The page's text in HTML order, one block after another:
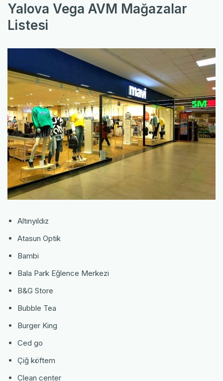
Yalova Vega AVM Mağazalar
Listesi
Altınyıldız
Atasun Optik
Bambi
Bala Park Eğlence Merkezi
B&G Store
Bubble Tea
Burger King
Ced go
Çiğ köftem
Clean center